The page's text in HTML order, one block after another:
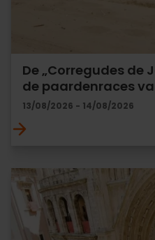
De „Corregudes de
de paardenraces
13/08/2026 - 14/08/2026